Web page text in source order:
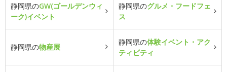
静岡県のGW(ゴールデンウィ
ーク)イベント
静岡県のグルメ・フードフェ
ス
静岡県の物産展
静岡県の体験イベント・アク
ティビティ